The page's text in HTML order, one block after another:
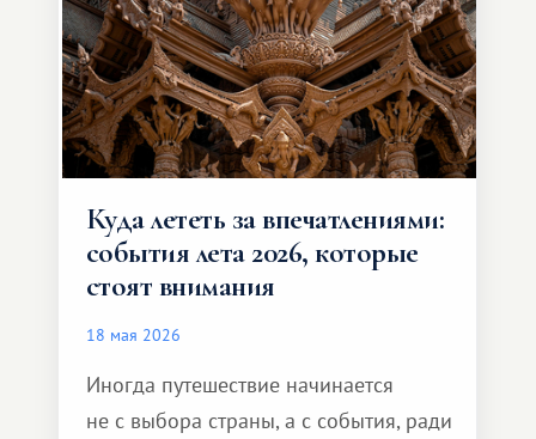
формат путешествия.
Куда лететь за впечатлениями:
события лета 2026, которые
стоят внимания
18 мая 2026
Иногда путешествие начинается
не с выбора страны, а с события, ради